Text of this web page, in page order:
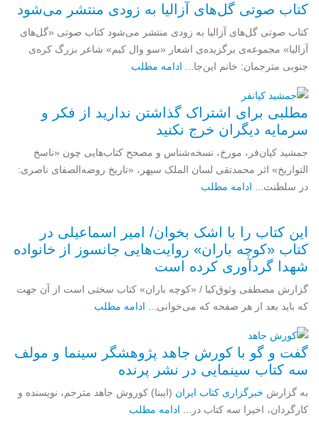
کتاب صوتی گل‌های آزالیا به زودی منتشر می‌شود
کتاب صوتی گل‌های آزالیا به زودی منتشر می‌شود کتاب صوتی «گل‌های
آزالیا» مجموعه‌ی برگزیده‌ی اشعار «سو وال کیم» شاعر بزرگ کره‌ی
جنوبی مترجمان: خانم این‌جا... ادامه مطلب
مطلبی برای اشتراک گذاشتن ندارید از فکر و
سرمایه دیگران خرج نکنید
جمشید کیان‌فر، مورخ، نسخه‌شناس و مصحح کتاب‌هایی چون «ناسخ
التواریخ» اثر محمدتقی لسان الملک سپهر، «تاریخ روضه‌الصفای ناصری:
در سلطنت... ادامه مطلب
این کتاب را با اشک بخوان/ امیر اسماعیلی در
کتاب «کوچه باران» روایت‌هایی جانسوز از خانواده
شهدا گردآوری کرده است
گزارش مصطفی وثوق‌کیا / «کوچه باران» کتاب سختی است از آن جهت
که باید بعد از هر صفحه که می‌خوانی... ادامه مطلب
گفت و گو با کورش جاهد پژوهشگر سینما و مولف
سه کتاب سینمایی در نشر پرنده
به گزارش خبرگزاری کتاب ایران (ایبنا) کوروش جاهد مترجم، نویسنده و
کارگردان، اخیرا سه کتاب در... ادامه مطلب